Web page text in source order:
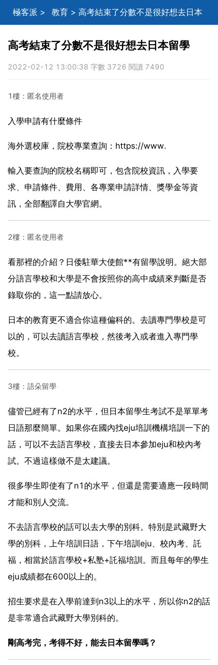
極客派 > 教育 > 高考結束了分數不是很好想去日本
留學
高考結束了分數不是很好想去日本留學
2022-02-12 13:00:38 字數 3726 閱讀 7490
1樓：匿名使用者
入學申請有什麼條件
海外選校庫，院校專業查詢：https://www.
輸入要查詢的院校名稱即可，包含院校資訊，入學要
求、申請條件、費用、各專業申請詳情、獎學金等資
訊，全部翻譯自大學官網。
2樓：匿名使用者
看那裡的介紹？日倭駐華大使館**有留學說明。絕大部
分語言學校和大學是不會按照你的高中成績來判斷是否
錄取你的，這一點請放心。
日本的教育更不適合你這種偏科的。去讀專門學校是可
以的，可以去讀語言學校，然後考入或者進入專門學
校。
3樓：語朵留學
儘管已經有了n2的水平，但日本留學生考試不是單單考
日語那麼簡單。如果你在國內找eju培訓機構培訓一下的
話，可以不去語言學校，直接去日本參加eju和校內考
試。不過這樣做不是太建議。
很多學生即使有了n1的水平，但還是需要適應一段時間
才能和別人交流。
不去語言學校的話可以去大學的別科。特別是武藏野大
學的別科，上午培訓日語，下午培訓eju、校內考、託
福，相當於語言學校+私塾+託福培訓。而且每年的學生
eju成績都在600以上的。
招生要求是在入學前達到n3以上的水平，所以你n2的話
是非常適合武藏野大學別科的。
剛高考完，考得不好，能去日本留學嗎？